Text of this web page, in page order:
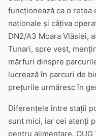
funcționează ca o rețea
naționale și câțiva
DN2/A3 Moara Vlăsiei,
Tunari, spre vest,
mărfuri dinspre
lucrează în parcuri de
prețurile urmăresc în
Diferențele între stații
sunt mici, iar cei atenți
pentru alimentare.